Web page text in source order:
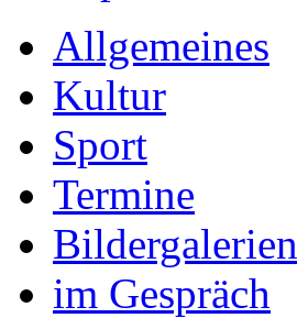
Allgemeines
Kultur
Sport
Termine
Bildergalerien
im Gespräch